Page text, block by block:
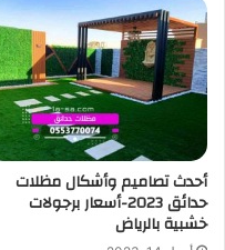
أحدث تصاميم وأشكال مظلات
حدائق 2023-أسعار برجولات
خشبية بالرياض